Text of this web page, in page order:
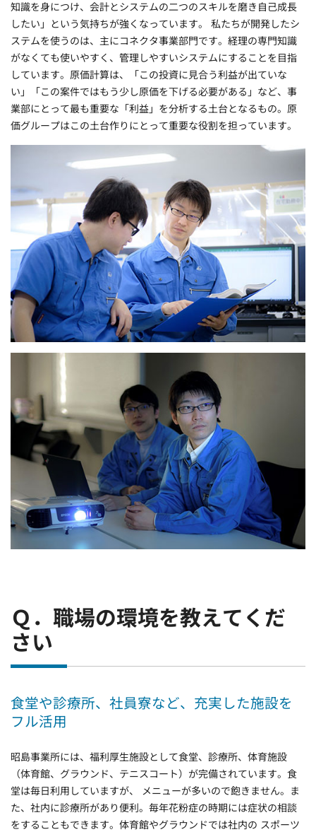
知識を身につけ、会計とシステムの二つのスキルを磨き自己成長
したい」という気持ちが強くなっています。 私たちが開発したシ
ステムを使うのは、主にコネクタ事業部門です。経理の専門知識
がなくても使いやすく、管理しやすいシステムにすることを目指
しています。原価計算は、「この投資に見合う利益が出ていな
い」「この案件ではもう少し原価を下げる必要がある」など、事
業部にとって最も重要な「利益」を分析する土台となるもの。原
価グループはこの土台作りにとって重要な役割を担っています。
Ｑ．職場の環境を教えてくだ
さい
食堂や診療所、社員寮など、充実した施設を
フル活用
昭島事業所には、福利厚生施設として食堂、診療所、体育施設
（体育館、グラウンド、テニスコート）が完備されています。食
堂は毎日利用していますが、 メニューが多いので飽きません。ま
た、社内に診療所があり便利。毎年花粉症の時期には症状の相談
をすることもできます。体育館やグラウンドでは社内の スポーツ